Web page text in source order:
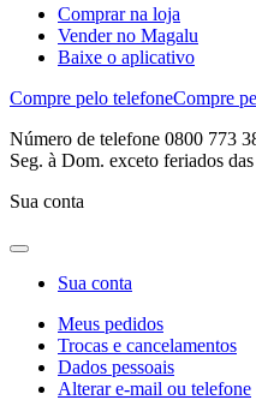
Comprar na loja
Vender no Magalu
Baixe o aplicativo
Compre pelo telefoneCompre
Número de telefone 0800 773
Seg. à Dom. exceto feriados
Sua conta
Sua conta
Meus pedidos
Trocas e cancelamentos
Dados pessoais
Alterar e-mail ou telefone